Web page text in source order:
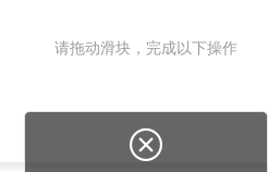
请拖动滑块，完成以下操作
